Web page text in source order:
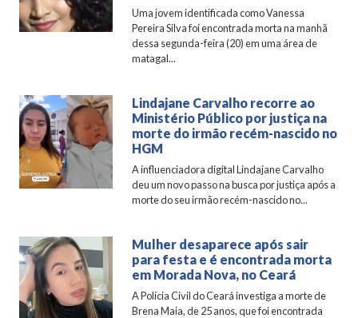
Uma jovem identificada como Vanessa
Pereira Silva foi encontrada morta na manhã
dessa segunda-feira (20) em uma área de
matagal...
Lindajane Carvalho recorre ao
Ministério Público por justiça na
morte do irmão recém-nascido no
HGM
A influenciadora digital Lindajane Carvalho
deu um novo passo na busca por justiça após a
morte do seu irmão recém-nascido no...
Mulher desaparece após sair
para festa e é encontrada morta
em Morada Nova, no Ceará
A Polícia Civil do Ceará investiga a morte de
Brena Maia, de 25 anos, que foi encontrada